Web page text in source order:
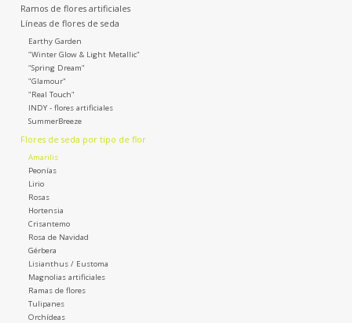
Ramos de flores artificiales
Líneas de flores de seda
Earthy Garden
"Winter Glow & Light Metallic"
"Spring Dream"
"Glamour"
"Real Touch"
INDY - flores artificiales
SummerBreeze
Flores de seda por tipo de flor
Amarilis
Peonías
Lirio
Rosas
Hortensia
Crisantemo
Rosa de Navidad
Gérbera
Lisianthus / Eustoma
Magnolias artificiales
Ramas de flores
Tulipanes
Orchídeas